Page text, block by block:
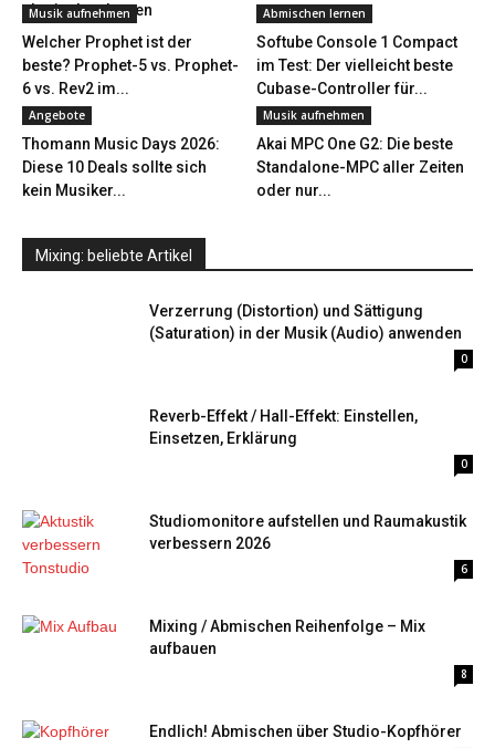
abmischen lernen
Musik aufnehmen
Welcher Prophet ist der
beste? Prophet-5 vs. Prophet-
6 vs. Rev2 im...
Abmischen lernen
Softube Console 1 Compact
im Test: Der vielleicht beste
Cubase-Controller für...
Angebote
Thomann Music Days 2026:
Diese 10 Deals sollte sich
kein Musiker...
Musik aufnehmen
Akai MPC One G2: Die beste
Standalone-MPC aller Zeiten
oder nur...
Mixing: beliebte Artikel
Verzerrung (Distortion) und Sättigung
(Saturation) in der Musik (Audio) anwenden
0
Reverb-Effekt / Hall-Effekt: Einstellen,
Einsetzen, Erklärung
0
Studiomonitore aufstellen und Raumakustik
verbessern 2026
6
Mixing / Abmischen Reihenfolge – Mix
aufbauen
8
Endlich! Abmischen über Studio-Kopfhörer